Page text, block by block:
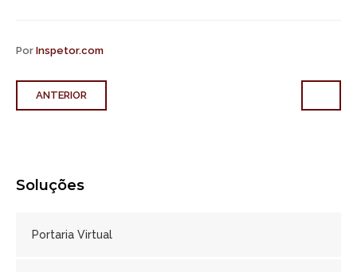
Por Inspetor.com
ANTERIOR
Soluções
Portaria Virtual